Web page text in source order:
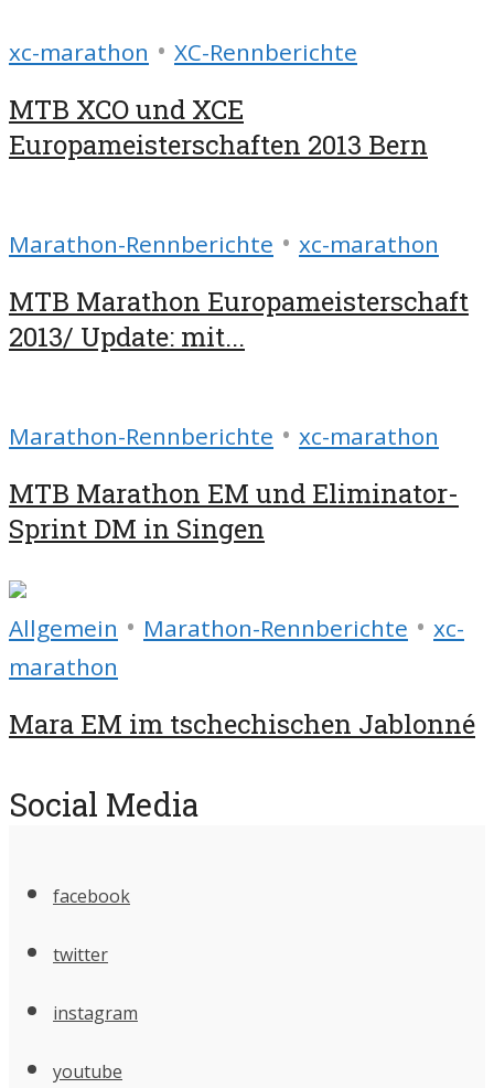
xc-marathon • XC-Rennberichte
MTB XCO und XCE
Europameisterschaften 2013 Bern
Marathon-Rennberichte • xc-marathon
MTB Marathon Europameisterschaft
2013/ Update: mit...
Marathon-Rennberichte • xc-marathon
MTB Marathon EM und Eliminator-
Sprint DM in Singen
Allgemein • Marathon-Rennberichte • xc-
marathon
Mara EM im tschechischen Jablonné
Social Media
facebook
twitter
instagram
youtube